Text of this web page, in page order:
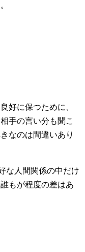
好に保つために、
手の言い分も聞こ
なのは間違いあり
な人間関係の中だけ
もが程度の差はあ